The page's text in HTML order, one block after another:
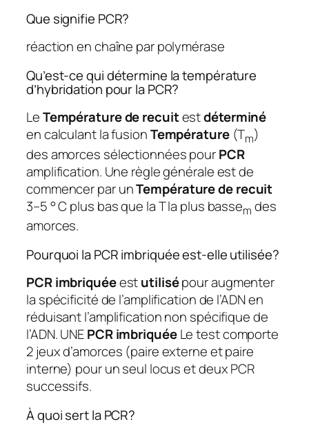
Que signifie PCR?
réaction en chaîne par polymérase
Qu’est-ce qui détermine la température
d’hybridation pour la PCR?
LeTempérature de recuitestdéterminé
en calculant la fusionTempérature(Tm)
des amorces sélectionnées pourPCR
amplification. Une règle générale est de
commencer par unTempérature de recuit
3–5 ° C plus bas que la T la plus bassem des
amorces.
Pourquoi la PCR imbriquée est-elle utilisée?
PCR imbriquéeestutilisépour augmenter
la spécificité de l’amplification de l’ADN en
réduisant l’amplification non spécifique de
l’ADN. UNEPCR imbriquéeLe test comporte
2 jeux d’amorces (paire externe et paire
interne) pour un seul locus et deux PCR
successifs.
À quoi sert la PCR?